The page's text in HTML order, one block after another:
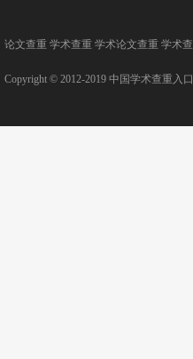
论文查重 学术查重 学术论文查重 学术
Copyright © 2012-2019 中国学术查重入口